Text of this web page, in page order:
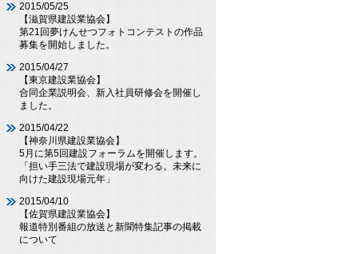
2015/05/25
【滋賀県建設業協会】
第21回夢けんせつフォトコンテストの作品
募集を開始しました。
2015/04/27
【東京建設業協会】
合同企業説明会、新入社員研修会を開催し
ました。
2015/04/22
【神奈川県建設業協会】
5月に第5回建設フォーラムを開催します。
「担い手三法で建設現場が変わる。未来に
向けた建設現場元年」
2015/04/10
【佐賀県建設業協会】
報道特別番組の放送と新聞特集記事の掲載
について